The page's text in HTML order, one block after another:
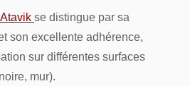
se distingue par sa
son excellente adhérence,
sur différentes surfaces
mur).